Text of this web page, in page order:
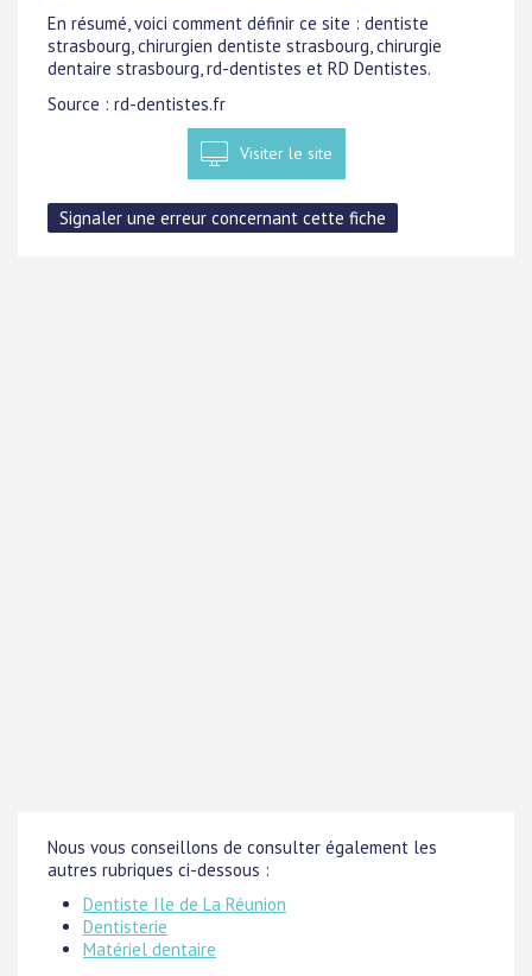
En résumé, voici comment définir ce site : dentiste
strasbourg, chirurgien dentiste strasbourg, chirurgie
dentaire strasbourg, rd-dentistes et RD Dentistes.
Source : rd-dentistes.fr
Visiter le site
Nous vous conseillons de consulter également les
autres rubriques ci-dessous :
Dentiste Ile de La Réunion
Dentisterie
Matériel dentaire